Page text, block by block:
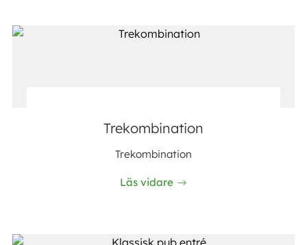
Trekombination
Trekombination
Läs vidare